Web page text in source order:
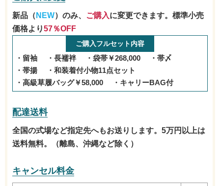
新品（ NEW）のみ、 ご購入に変更できます。標準小売
価格より57％OFF
ご購入フルセット内容
留袖 長襦袢 袋帯￥268,000
帯〆
帯揚
和装着付小物11点セット
高級草履バッグ￥58,000
キャリーBAG付
配達送料
全国の式場など指定先へもお送りします。5万円以上は
送料無料。（離島、沖縄など除く）
キャンセル料金